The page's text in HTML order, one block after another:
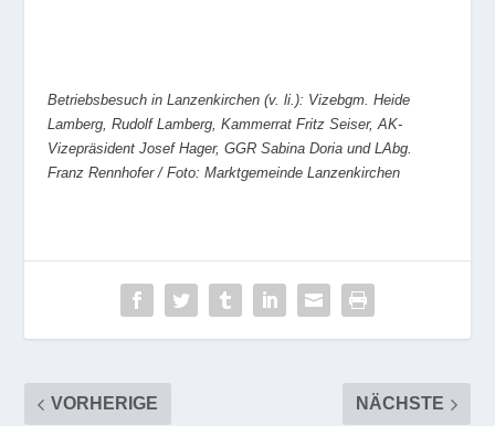
Betriebsbesuch in Lanzenkirchen (v. li.): Vizebgm. Heide
Lamberg, Rudolf Lamberg, Kammerrat Fritz Seiser, AK-
Vizepräsident Josef Hager, GGR Sabina Doria und LAbg.
Franz Rennhofer / Foto: Marktgemeinde Lanzenkirchen
VORHERIGE NÄCHSTE